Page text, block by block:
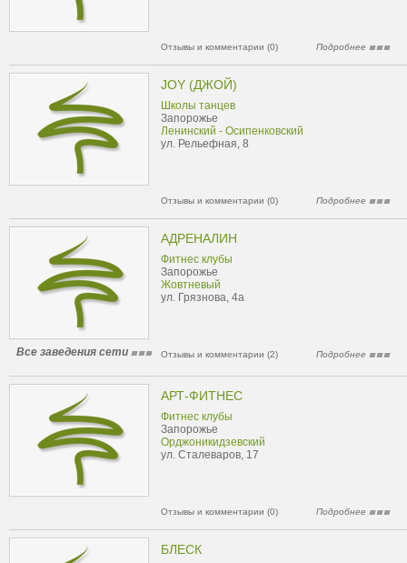
Отзывы и комментарии (0) Подробнее
JOY (ДЖОЙ)
Школы танцев
Запорожье
Ленинский - Осипенковский
ул. Рельефная, 8
Отзывы и комментарии (0) Подробнее
АДРЕНАЛИН
Фитнес клубы
Запорожье
Жовтневый
ул. Грязнова, 4а
Все заведения сети Отзывы и комментарии (2) Подробнее
АРТ-ФИТНЕС
Фитнес клубы
Запорожье
Орджоникидзевский
ул. Сталеваров, 17
Отзывы и комментарии (0) Подробнее
БЛЕСК